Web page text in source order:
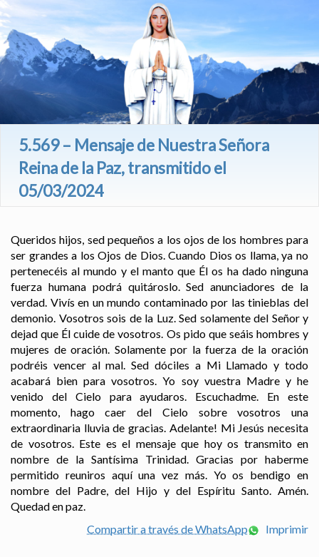
5.569 – Mensaje de Nuestra Señora
Reina de la Paz, transmitido el
05/03/2024
Queridos hijos, sed pequeños a los ojos de los hombres para
ser grandes a los Ojos de Dios. Cuando Dios os llama, ya no
pertenecéis al mundo y el manto que Él os ha dado ninguna
fuerza humana podrá quitároslo. Sed anunciadores de la
verdad. Vivís en un mundo contaminado por las tinieblas del
demonio. Vosotros sois de la Luz. Sed solamente del Señor y
dejad que Él cuide de vosotros. Os pido que seáis hombres y
mujeres de oración. Solamente por la fuerza de la oración
podréis vencer al mal. Sed dóciles a Mi Llamado y todo
acabará bien para vosotros. Yo soy vuestra Madre y he
venido del Cielo para ayudaros. Escuchadme. En este
momento, hago caer del Cielo sobre vosotros una
extraordinaria lluvia de gracias. Adelante! Mi Jesús necesita
de vosotros. Este es el mensaje que hoy os transmito en
nombre de la Santísima Trinidad. Gracias por haberme
permitido reuniros aquí una vez más. Yo os bendigo en
nombre del Padre, del Hijo y del Espíritu Santo. Amén.
Quedad en paz.
Compartir a través de WhatsApp
Imprimir